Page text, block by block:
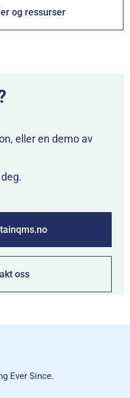
og ressurser
eller en demo av
oss
Ever Since.